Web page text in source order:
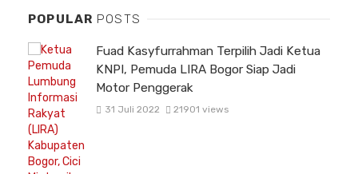
POPULAR POSTS
Fuad Kasyfurrahman Terpilih Jadi Ketua
KNPI, Pemuda LIRA Bogor Siap Jadi
Motor Penggerak
31 Juli 2022 21901 views